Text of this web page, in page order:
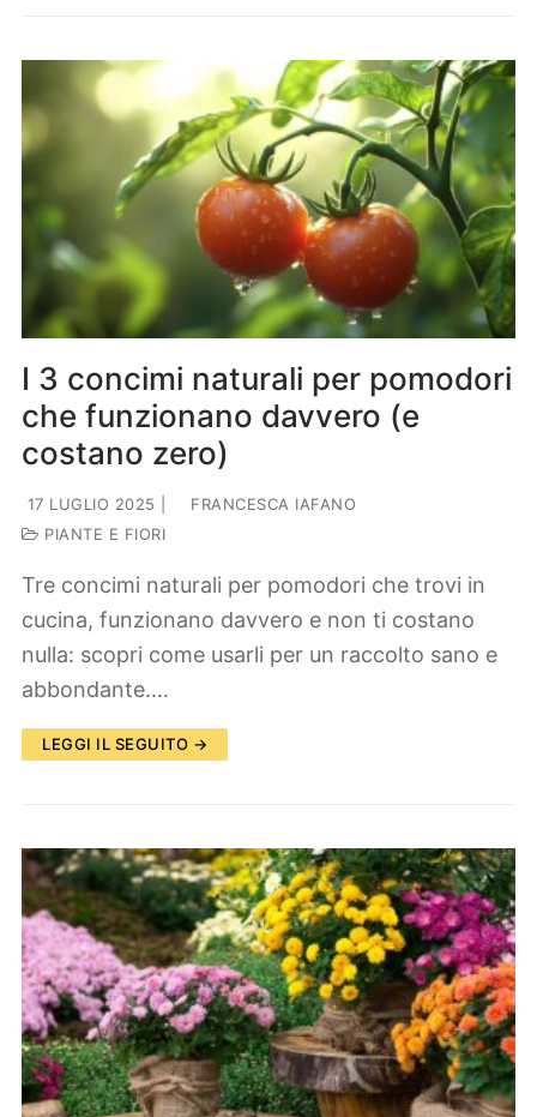
I 3 concimi naturali per pomodori
che funzionano davvero (e
costano zero)
17 LUGLIO 2025
FRANCESCA IAFANO
PIANTE E FIORI
Tre concimi naturali per pomodori che trovi in
cucina, funzionano davvero e non ti costano
nulla: scopri come usarli per un raccolto sano e
abbondante.…
LEGGI IL SEGUITO →